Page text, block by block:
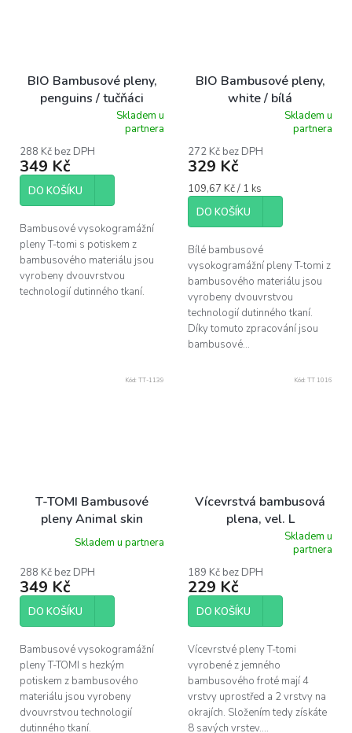
BIO Bambusové pleny,
penguins / tučňáci
produktu
je
5,0
5
Skladem u
partnera
288 Kč bez DPH
349 Kč
DO KOŠÍKU
Bambusové vysokogramážní
pleny T-tomi s potiskem z
bambusového materiálu jsou
vyrobeny dvouvrstvou
technologií dutinného tkaní.
BIO Bambusové pleny,
white / bílá
produktu
je
z
hvězdiček.
Skladem u
partnera
272 Kč bez DPH
329 Kč
Měrná
cena:
109,67 Kč / 1 ks
DO KOŠÍKU
Bílé bambusové
vysokogramážní pleny T-tomi z
bambusového materiálu jsou
vyrobeny dvouvrstvou
technologií dutinného tkaní.
Díky tomuto zpracování jsou
bambusové...
T-TOMI Bambusové
pleny Animal skin
Skladem u partnera
288 Kč bez DPH
349 Kč
DO KOŠÍKU
Bambusové vysokogramážní
pleny T-TOMI s hezkým
potiskem z bambusového
materiálu jsou vyrobeny
dvouvrstvou technologií
dutinného tkaní.
Kód: TT-1139
Vícevrstvá bambusová
plena, vel. L
produktu
je
5,0
5
Skladem u
partnera
189 Kč bez DPH
229 Kč
DO KOŠÍKU
Vícevrstvé pleny T-tomi
vyrobené z jemného
bambusového froté mají 4
vrstvy uprostřed a 2 vrstvy na
okrajích. Složením tedy získáte
8 savých vrstev....
Kód: TT 1016